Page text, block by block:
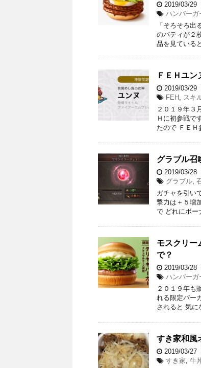
2019/03/29
ハンバーガ
「そろそろ
のパティが２
品を見ている
ＦＥＨユン
2019/03/29
FEH , スキ
２０１９年３
Ｈに初参戦で
たので ＦＥ
グラブル召
2019/03/28
グラブル,
ガチャを引い
撃力は＋５増
で どれにボ
モスクリー
で？
2019/03/28
ハンバーガ
２０１９年も
れる限定バー
されると 気
すき家和風
2019/03/27
すき家, 牛